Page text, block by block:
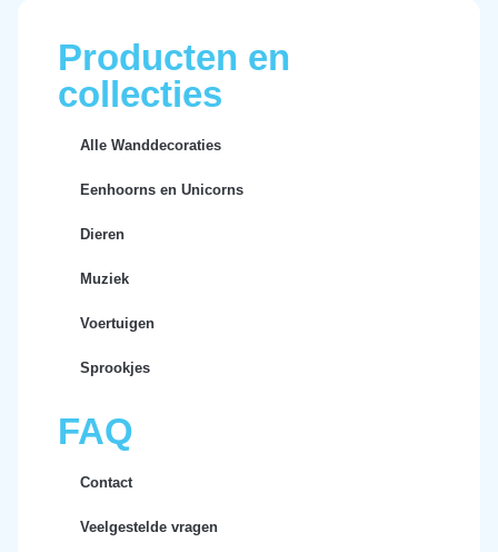
Producten en
collecties
Alle Wanddecoraties
Eenhoorns en Unicorns
Dieren
Muziek
Voertuigen
Sprookjes
FAQ
Contact
Veelgestelde vragen